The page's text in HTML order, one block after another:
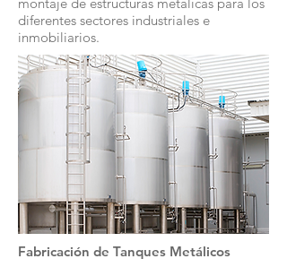
diferentes sectores industriales e
inmobiliarios.
Fabricación de Tanques Metálicos